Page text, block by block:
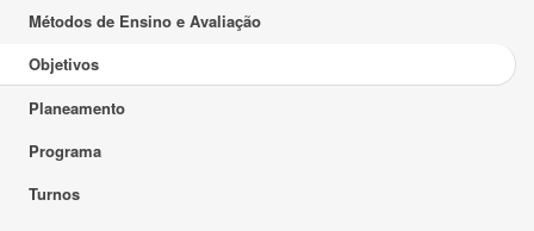
Métodos de Ensino e Avaliação
Objetivos
Planeamento
Programa
Turnos